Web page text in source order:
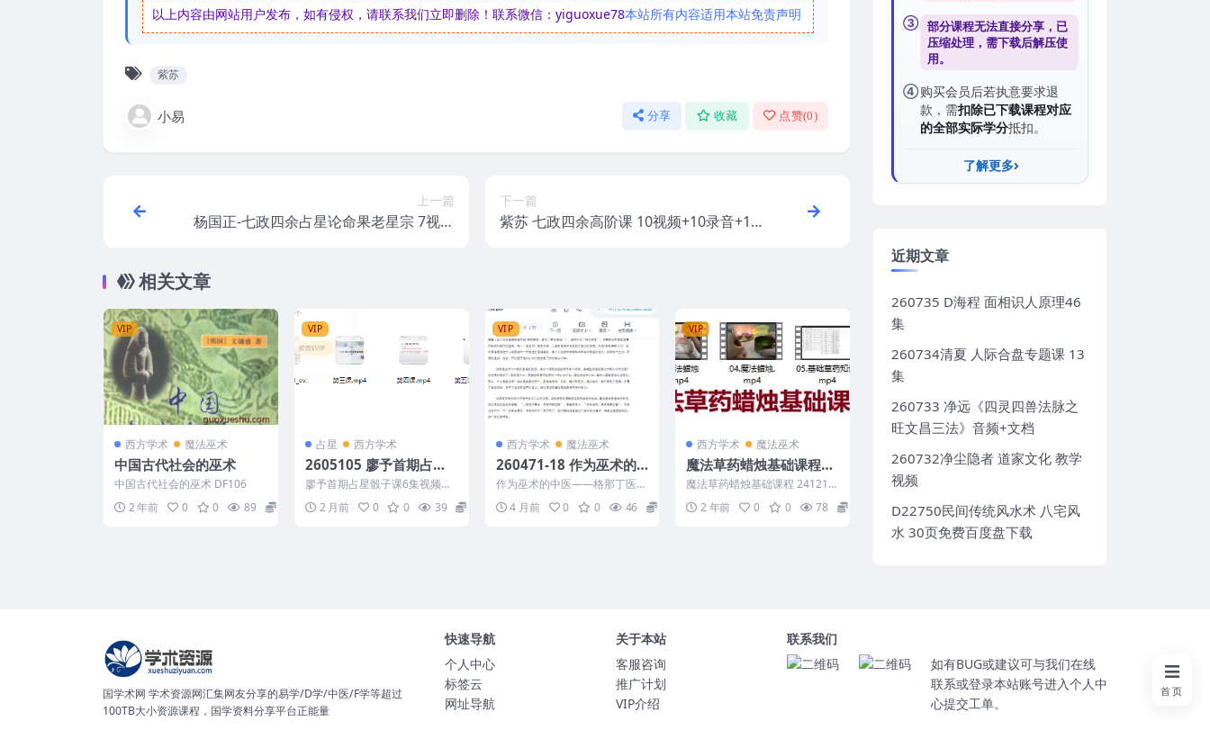
以上内容由网站用户发布，如有侵权，请联系我们立即删除！联系微信：yiguoxue78本站所有内容适用本站免责声明
紫苏
小易 分享 收藏 点赞(0)
上一篇
杨国正-七政四余占星论命果老星宗 7视频
下一篇
紫苏 七政四余高阶课 10视频+10录音+10
相关文章
VIP
西方学术 魔法巫术
中国古代社会的巫术
中国古代社会的巫术 DF106
2 年前
0 0 89
VIP
占星 西方学术
2605105 廖予首期占星
骰子课6集视频+文档Y
廖予首期占星骰子课6集视频
+文档Y 2605105 ├── 第一课.
mp3 ├─...
2 月前 0 0 39
VIP
西方学术 魔法巫术
260471-18 作为巫术的
中医——格那丁医学文选
31页
作为巫术的中医——格那丁医学
文选31页 260471-18
4 月前 0 0 46
VIP
西方学术 魔法巫术
魔法草药蜡烛基础课程7
视频
魔法草药蜡烛基础课程 241219
3-22 01.草药瓶.mp4 02.魔法
油....2 年前 0 0 78
③ 部分课程无法直接分享，已
压缩处理，需下载后解压使
用。
④购买会员后若执意要求退
款，需扣除已下载课程对应
的全部实际学分抵扣。
了解更多
近期文章
260735 D海程 面相识人原理46
集
260734清夏 人际合盘专题课 13
集
260733 净远《四灵四兽法脉之
旺文昌三法》音频+文档
260732净尘隐者 道家文化 教学
视频
D22750民间传统风水术 八宅风
水 30页免费百度盘下载
国学术网 学术资源网汇集网友分享的易学/D学/中医/F学等超过
100TB大小资源课程，国学资料分享平台正能量
快速导航
个人中心
标签云
网址导航
关于本站
客服咨询
推广计划
VIP介绍
联系我们
如有BUG或建议可与我们在线
联系或登录本站账号进入个人中
心提交工单。
首页